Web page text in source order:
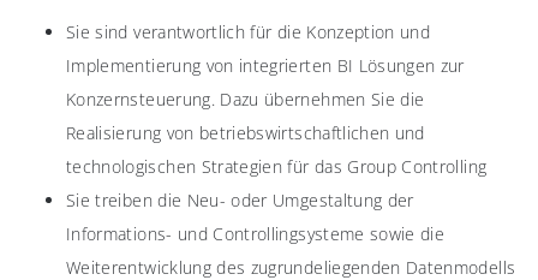
Sie sind verantwortlich für die Konzeption und
Implementierung von integrierten BI Lösungen zur
Konzernsteuerung. Dazu übernehmen Sie die
Realisierung von betriebswirtschaftlichen und
technologischen Strategien für das Group Controlling
Sie treiben die Neu- oder Umgestaltung der
Informations- und Controllingsysteme sowie die
Weiterentwicklung des zugrundeliegenden Datenmodells